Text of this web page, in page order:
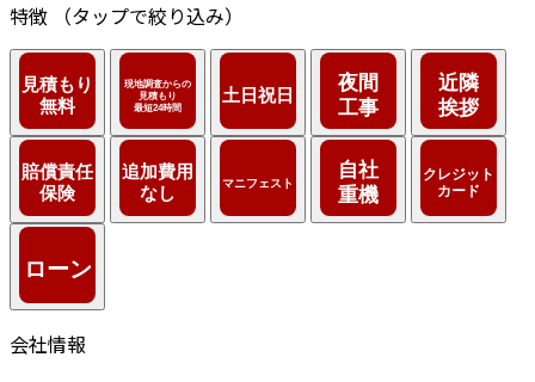
特徴
（タップで絞り込み）
会社情報